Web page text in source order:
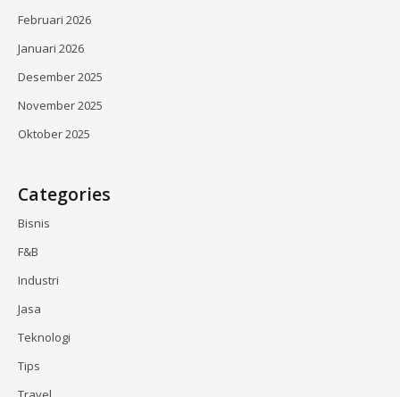
Februari 2026
Januari 2026
Desember 2025
November 2025
Oktober 2025
Categories
Bisnis
F&B
Industri
Jasa
Teknologi
Tips